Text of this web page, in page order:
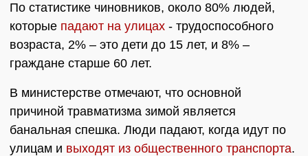
По статистике чиновников, около 80% людей,
которые падают на улицах - трудоспособного
возраста, 2% – это дети до 15 лет, и 8% –
граждане старше 60 лет.
В министерстве отмечают, что основной
причиной травматизма зимой является
банальная спешка. Люди падают, когда идут по
улицам и выходят из общественного транспорта.